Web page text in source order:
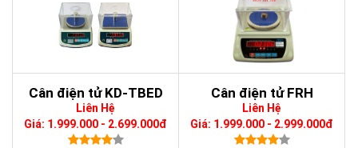
Nhiệt độ
-10°C đến 40°C tại độ ẩm 10% đến 80%.
thước đĩa
cân
(240 x 210) mm
Cân điện tử KD-TBED
Liên Hệ
Giá: 1.999.000 - 2.699.000đ
Cân điện tử FRH
Liên Hệ
Giá: 1.999.000 - 2.999.000đ